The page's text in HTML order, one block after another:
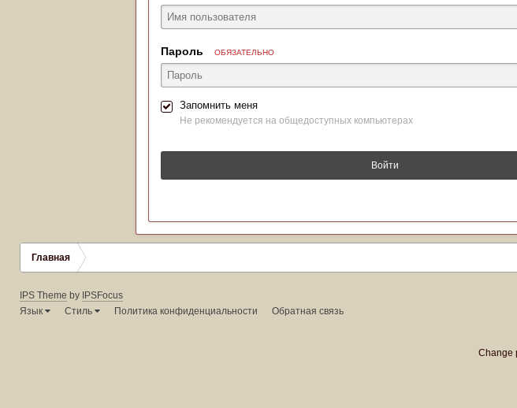
Пароль ОБЯЗАТЕЛЬНО
Запомнить меня
Не рекомендуется на общедоступных компьютерах
Войти
Главная
IPS Theme by IPSFocus
Язык
Стиль Политика конфиденциальности Обратная связь
Change